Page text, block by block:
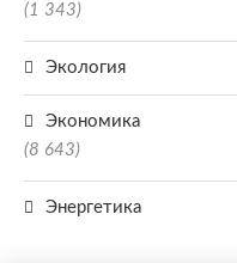
(1 343)
Экология
Экономика
(8 643)
Энергетика